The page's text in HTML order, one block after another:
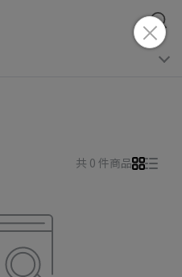
共 0 件商品